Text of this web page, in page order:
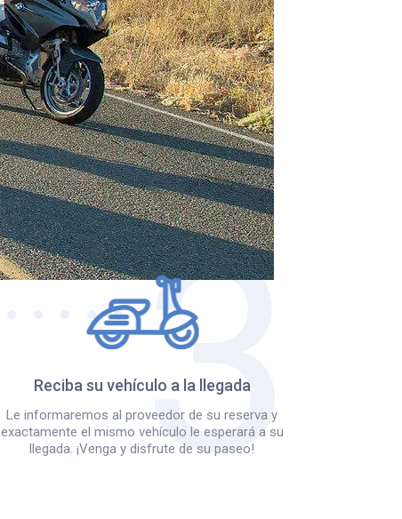
Reciba su vehículo a la llegada
Le informaremos al proveedor de su reserva y
exactamente el mismo vehículo le esperará a su
llegada. ¡Venga y disfrute de su paseo!